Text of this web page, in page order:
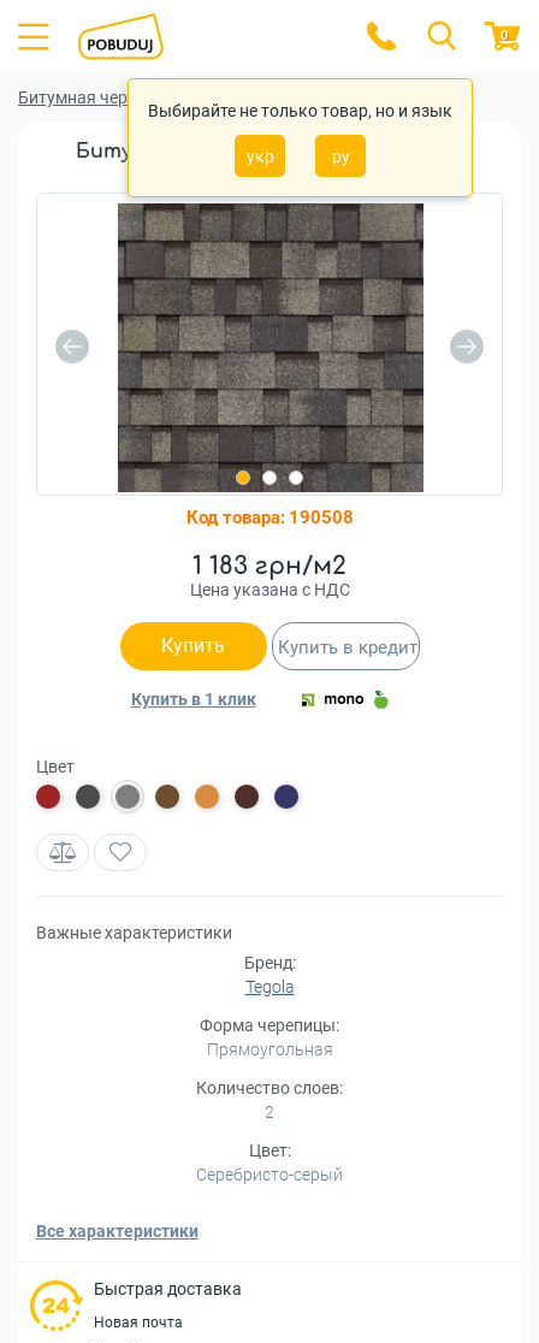
Выбирайте не только товар, но и язык
укр ру
0
Битумная черепица
Битумная черепица Tegola Master J
Oakwood (2258060022534)
Код товара: 190508
1 183 грн/м2
Цена указана с НДС
Купить
Купить в 1 клик
Купить в кредит
Цвет
Важные характеристики
Бренд:
Tegola
Форма черепицы:
Прямоугольная
Количество слоев:
2
Цвет:
Серебристо-серый
Все характеристики
Быстрая доставка
Новая почта